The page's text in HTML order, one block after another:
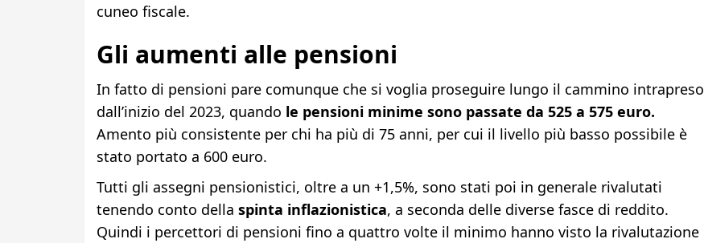
cuneo fiscale.
Gli aumenti alle pensioni
In fatto di pensioni pare comunque che si voglia proseguire lungo il cammino intrapreso
dall’inizio del 2023, quando le pensioni minime sono passate da 525 a 575 euro.
Amento più consistente per chi ha più di 75 anni, per cui il livello più basso possibile è
stato portato a 600 euro.
Tutti gli assegni pensionistici, oltre a un +1,5%, sono stati poi in generale rivalutati
tenendo conto della spinta inflazionistica, a seconda delle diverse fasce di reddito.
Quindi i percettori di pensioni fino a quattro volte il minimo hanno visto la rivalutazione